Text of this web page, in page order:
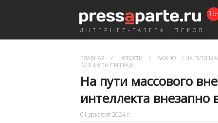
ИНТЕРНЕТ-ГАЗЕТА. ПСКОВ
ГЛАВНАЯ / НОВОСТИ / ВАЖНО / НА ПУТИ
ВОЗНИКЛИ ПРЕГРАДЫ
На пути массового
интеллекта внезапно
01 декабря 2024 г.